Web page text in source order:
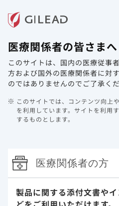
ホーム 製品情報
311-1089試験
タ、国際共同治験）
エムトリシタビン/テノホビル
グによりウイルス学的に抑制さ
者を対象とした、デシコビ配合
との比較試験
医療関係者の皆さまへ
このサイトは、国内の医療従事
方および国外の医療関係者に対
のではありませんのでご了承くだ
このサイトでは、コンテンツ向上
を利用しています。 サイトを利用
するものとします。
医療関係者の方
製品に関する添付文書や